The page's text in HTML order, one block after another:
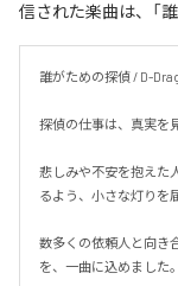
信された楽曲は、「
誰がための探偵 / D-
探偵の仕事は、真実を
悲しみや不安を抱えた
るよう、小さな灯りを
数多くの依頼人と向き
を、一曲に込めました。